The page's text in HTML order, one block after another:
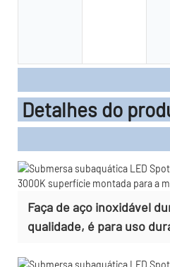
Detalhes
Faça de aço inoxidável
qualidade, é para uso